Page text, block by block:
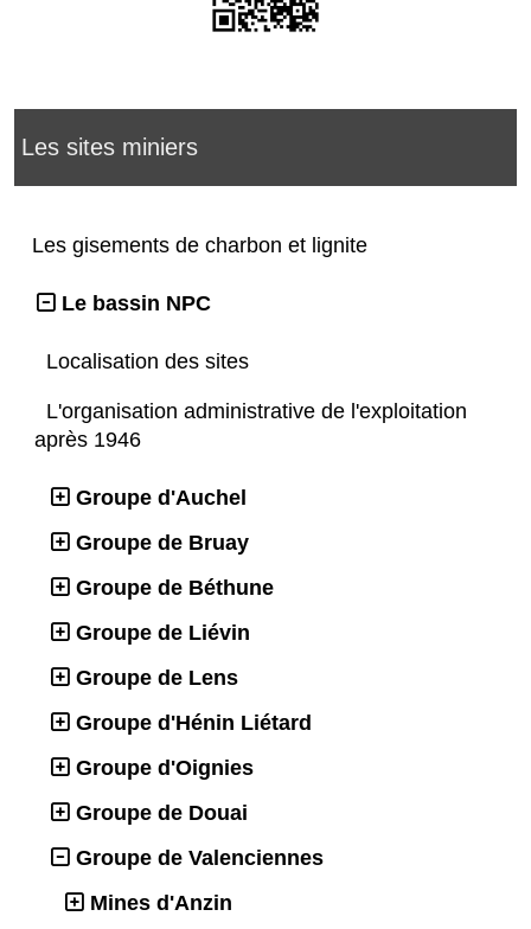
Les sites miniers
Les gisements de charbon et lignite
Le bassin NPC
Localisation des sites
L'organisation administrative de l'exploitation
après 1946
Groupe d'Auchel
Groupe de Bruay
Groupe de Béthune
Groupe de Liévin
Groupe de Lens
Groupe d'Hénin Liétard
Groupe d'Oignies
Groupe de Douai
Groupe de Valenciennes
Mines d'Anzin